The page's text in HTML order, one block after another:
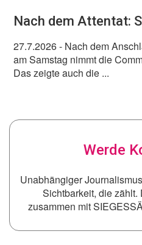
Nach dem Attentat:
27.7.2026- Nach dem
am Samstag nimmt die
Das zeigte auch die ...
Werde
Unabhängiger
Sichtbarkeit, die zählt.
zusammen mit